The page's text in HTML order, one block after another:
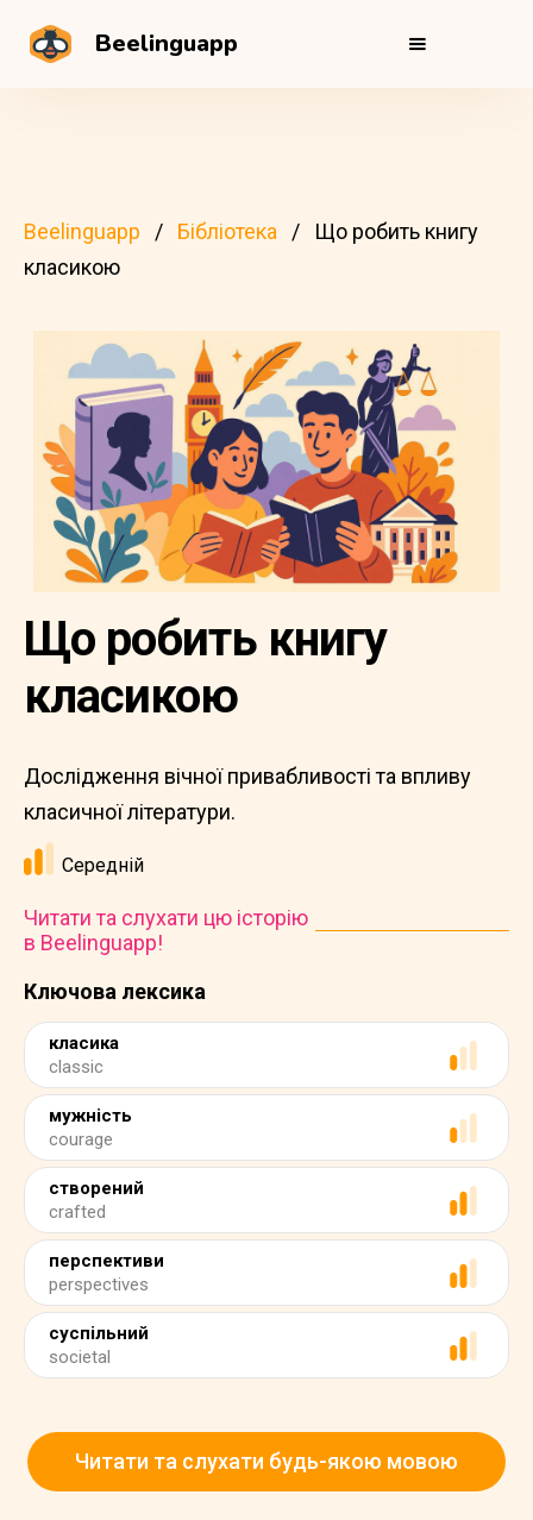
Beelinguapp
Beelinguapp Бібліотека
Що робить книгу
класикою
Ключова лексика
класика
classic
мужність
courage
створений
crafted
перспективи
perspectives
суспільний
societal
Що робить книгу
класикою
Дослідження вічної привабливості та впливу
класичної літератури.
Середній
Читати та слухати цю історію
в Beelinguapp!
Читати та слухати будь-якою мовою